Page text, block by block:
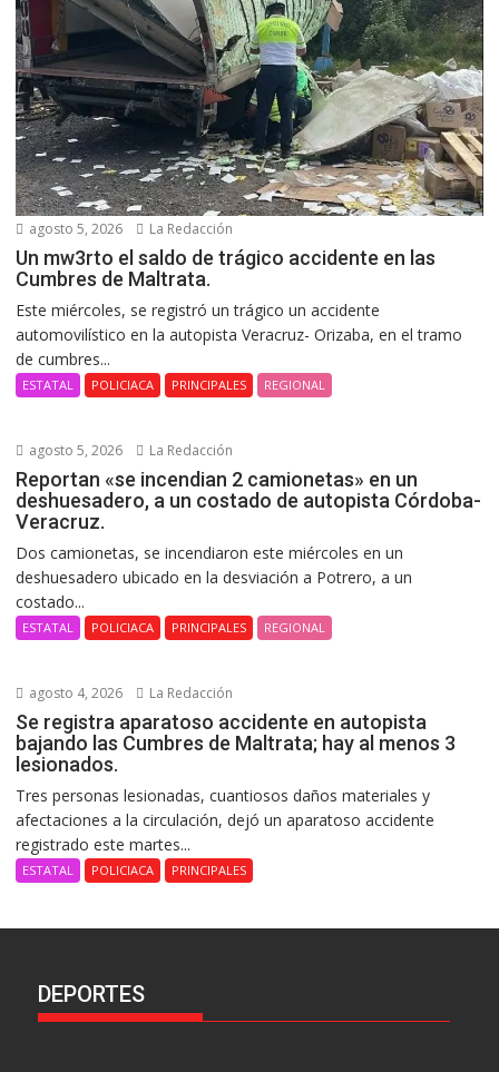
agosto 5, 2026 La Redacción
Un mw3rto el saldo de trágico accidente en las
Cumbres de Maltrata.
Este miércoles, se registró un trágico un accidente
automovilístico en la autopista Veracruz- Orizaba, en el tramo
de cumbres...
ESTATAL POLICIACA PRINCIPALES REGIONAL
agosto 5, 2026 La Redacción
Reportan «se incendian 2 camionetas» en un
deshuesadero, a un costado de autopista Córdoba-
Veracruz.
Dos camionetas, se incendiaron este miércoles en un
deshuesadero ubicado en la desviación a Potrero, a un
costado...
ESTATAL POLICIACA PRINCIPALES REGIONAL
agosto 4, 2026 La Redacción
Se registra aparatoso accidente en autopista
bajando las Cumbres de Maltrata; hay al menos 3
lesionados.
Tres personas lesionadas, cuantiosos daños materiales y
afectaciones a la circulación, dejó un aparatoso accidente
registrado este martes...
ESTATAL POLICIACA PRINCIPALES
DEPORTES